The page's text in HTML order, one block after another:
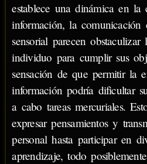
establece una dinámica en
información, la comunicación
sensorial parecen
individuo para cumplir sus
sensación de que permitir la
información podría dificultar
a cabo tareas mercuriales.
expresar pensamientos y
personal hasta participar en
aprendizaje, todo